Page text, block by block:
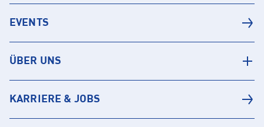
EVENTS
ÜBER UNS
KARRIERE & JOBS